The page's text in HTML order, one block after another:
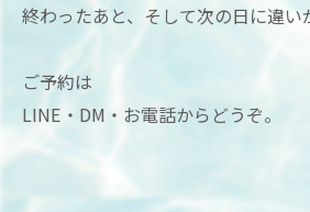
終わったあと、そして次の日に違い
ご予約は
LINE・DM・お電話からどうぞ。